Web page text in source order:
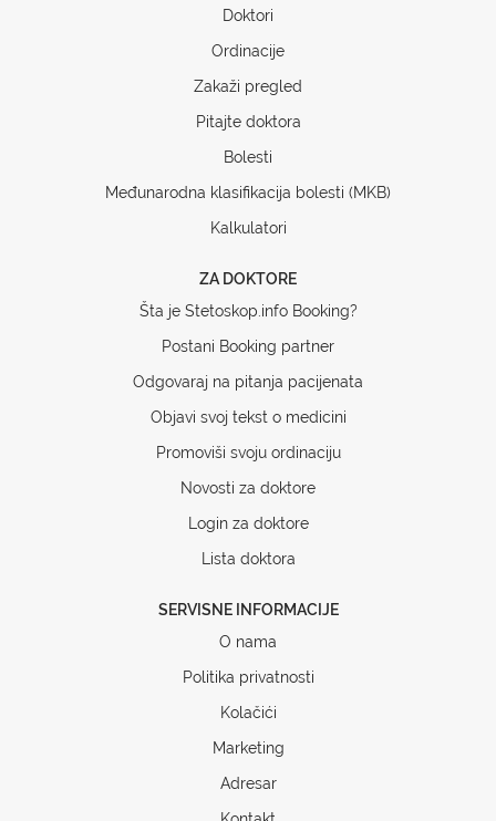
Doktori
Ordinacije
Zakaži pregled
Pitajte doktora
Bolesti
Međunarodna klasifikacija bolesti (MKB)
Kalkulatori
ZA DOKTORE
Šta je Stetoskop.info Booking?
Postani Booking partner
Odgovaraj na pitanja pacijenata
Objavi svoj tekst o medicini
Promoviši svoju ordinaciju
Novosti za doktore
Login za doktore
Lista doktora
SERVISNE INFORMACIJE
O nama
Politika privatnosti
Kolačići
Marketing
Adresar